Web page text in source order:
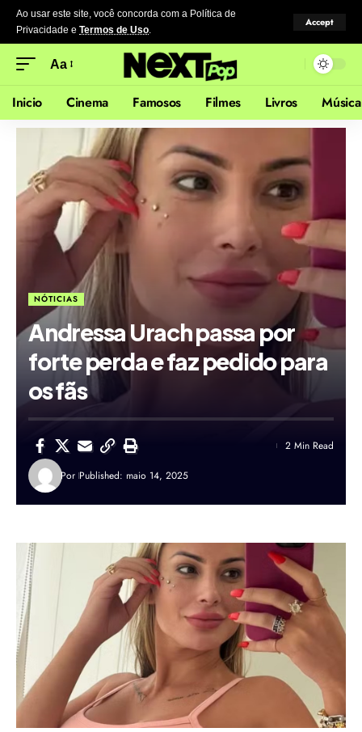
Ao usar este site, você concorda com a Política de
Privacidade e Termos de Uso.
Accept
Aa
Inicio Cinema Famosos Filmes Livros Música
NÓTICIAS
Andressa Urach passa por
forte perda e faz pedido para
os fãs
Por Published: maio 14, 2025
2 Min Read